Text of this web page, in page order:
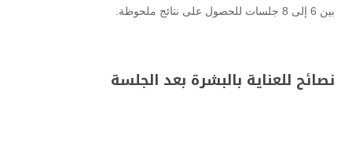
بين 6 إلى 8 جلسات للحصول على نتائج ملحوظة.
نصائح للعناية بالبشرة بعد الجلسة